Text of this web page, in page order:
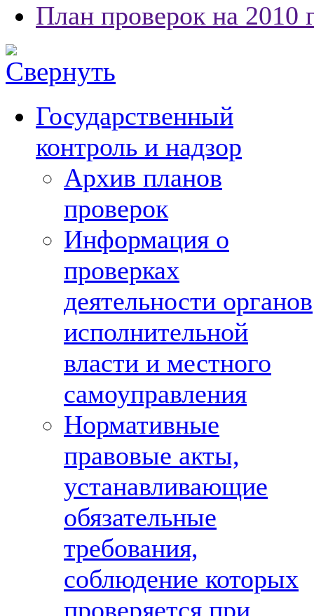
План проверок на 2010
Государственный
контроль и надзор
Архив планов
проверок
Информация о
проверках
деятельности органов
исполнительной
власти и местного
самоуправления
Нормативные
правовые акты,
устанавливающие
обязательные
требования,
соблюдение которых
проверяется при